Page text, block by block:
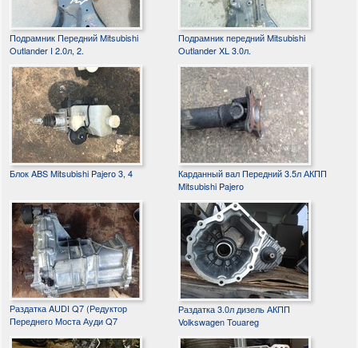
Подрамник Передний Mitsubishi
Outlander I 2.0л, 2.
Подрамник передний Mitsubishi
Outlander XL 3.0л.
Блок ABS Mitsubishi Pajero 3, 4
Карданный вал Передний 3.5л АКПП
Mitsubishi Pajero
Раздатка AUDI Q7 (Редуктор
Переднего Моста Ауди Q7
Раздатка 3.0л дизель АКПП
Volkswagen Touareg